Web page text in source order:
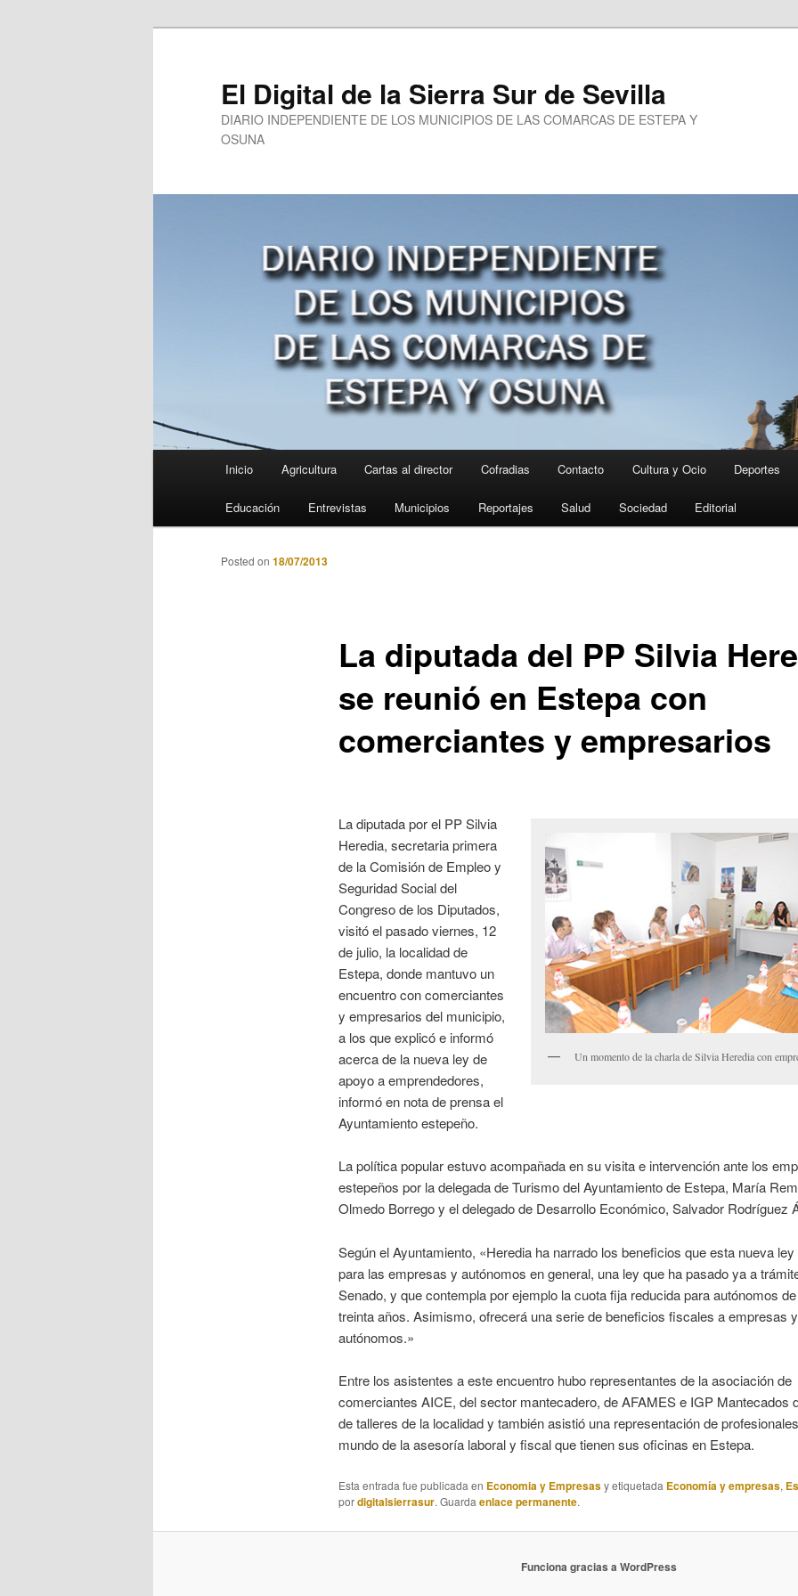
El Digital de la Sierra Sur de Sevilla
DIARIO INDEPENDIENTE DE LOS MUNICIPIOS DE LAS COMARCAS DE ESTEPA Y
OSUNA
Inicio Agricultura Cartas al director Cofradias Contacto Cultura y Ocio Deportes
Educación Entrevistas Municipios Reportajes Salud Sociedad Editorial
La diputada del PP Silvia
se reunió en Estepa con
comerciantes y empresarios
Posted on 18/07/2013
Un momento de la charla de Silvia Heredia con
La diputada por el PP Silvia
Heredia, secretaria primera
de la Comisión de Empleo y
Seguridad Social del
Congreso de los Diputados,
visitó el pasado viernes, 12
de julio, la localidad de
Estepa, donde mantuvo un
encuentro con comerciantes
y empresarios del municipio,
a los que explicó e informó
acerca de la nueva ley de
apoyo a emprendedores,
informó en nota de prensa el
Ayuntamiento estepeño.
La política popular estuvo acompañada en su visita e intervención ante los
estepeños por la delegada de Turismo del Ayuntamiento de Estepa, María
Olmedo Borrego y el delegado de Desarrollo Económico, Salvador Rodríguez
Según el Ayuntamiento, «Heredia ha narrado los beneficios que esta nueva ley
para las empresas y autónomos en general, una ley que ha pasado ya a
Senado, y que contempla por ejemplo la cuota fija reducida para autónomos
treinta años. Asimismo, ofrecerá una serie de beneficios fiscales a empresas y
autónomos.»
Entre los asistentes a este encuentro hubo representantes de la asociación de
comerciantes AICE, del sector mantecadero, de AFAMES e IGP Mantecados
de talleres de la localidad y también asistió una representación de
mundo de la asesoría laboral y fiscal que tienen sus oficinas en Estepa.
Esta entrada fue publicada en Economia y Empresasy etiquetada Economía y empresas,
pordigitalsierrasur. Guarda enlace permanente.
Funciona gracias a WordPress